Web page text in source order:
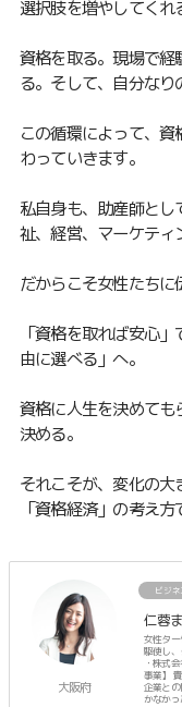
選択肢を増やしてくれ
資格を取る。現場で
る。そして、自分なり
この循環によって、
わっていきます。
私自身も、助産師と
祉、経営、マーケティ
だからこそ女性たちに
「資格を取れば安心
由に選べる」へ。
資格に人生を決めても
決める。
それこそが、変化の
「資格経済」の考え方
大阪府
ビジネ
仁蓉
女性ターゲット専
駆使し、クラ
・株式会
事業】 貴
企業と
かなかった企業